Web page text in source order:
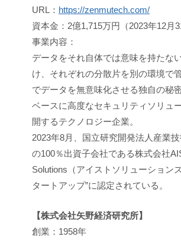
URL： https://zenmutech.com/
資本金：2億1,715万円（2023年12月
事業内容：
データをそれ自体では意味を持たな
け、それぞれの分散片を別の環境で
でデータを無意味化させる独自の秘
ベースに高度なセキュリティソリュ
開するテクノロジー企業。
2023年8月、国立研究開発法人産業
の100％出資子会社である株式会社
Solutions（アイストソリューション
タートアップ”に認定されている。
【株式会社矢野経済研究所】
創業：1958年